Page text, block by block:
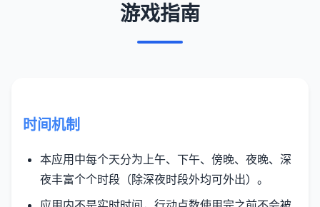
游戏指南
时间机制
本应用中每个天分为上午、下午、傍晚、夜晚、深
夜丰富个个时段（除深夜时段外均可外出）。